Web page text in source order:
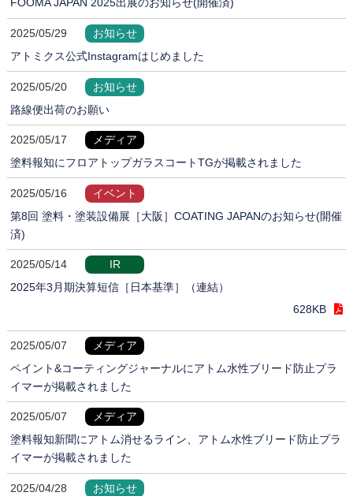
FOOMA JAPAN 2025出展のお知らせ(開催済)
2025/05/29
お知らせ
アトミクス公式Instagramはじめました
2025/05/20
お知らせ
路線便出荷のお願い
2025/05/17
メディア
塗料報知にフロアトップガラスコートTGが掲載されました
2025/05/16
イベント
第8回 塗料・塗装設備展［大阪］COATING JAPANのお知らせ(開催
済)
2025/05/14
IR
2025年3月期決算短信［日本基準］（連結）
628KB
2025/05/07
メディア
ペイント&コーティングジャーナルにアトム水性ブリード防止プラ
イマーが掲載されました
2025/05/07
メディア
塗料報知新聞にアトム消せるライン、アトム水性ブリード防止プラ
イマーが掲載されました
2025/04/28
お知らせ